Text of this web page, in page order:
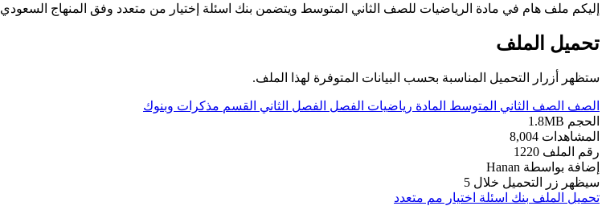
إليكم ملف هام في مادة الرياضيات للصف الثاني المتوسط ويتضمن بنك اسئلة إختيار من متعدد وفق المنهاج السعودي
تحميل الملف
ستظهر أزرار التحميل المناسبة بحسب البيانات المتوفرة لهذا الملف.
الصف الصف الثاني المتوسط المادة رياضيات الفصل الفصل الثاني القسم مذكرات وبنوك
الحجم 1.8MB
المشاهدات 8,004
رقم الملف 1220
إضافة بواسطة Hanan
سيظهر زر التحميل خلال 5
تحميل الملف بنك اسئلة اختيار مم متعدد